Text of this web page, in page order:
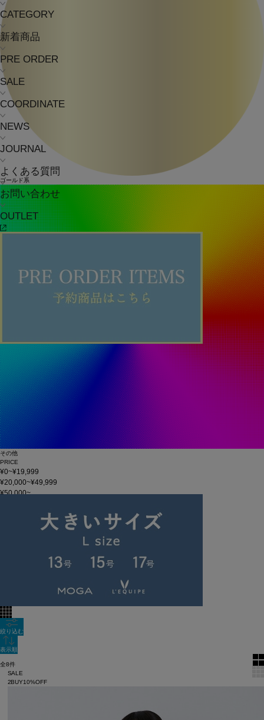
CATEGORY
新着商品
PRE ORDER
SALE
COORDINATE
NEWS
JOURNAL
よくある質問
お問い合わせ
OUTLET
ゴールド系
その他
PRICE
¥0~¥19,999
¥20,000~¥49,999
¥50,000~
在庫なしを含む
この条件で検索
LOISIR 26SS LOOK02 C
絞り込む
表示順
全8件
SALE
2BUY10%OFF